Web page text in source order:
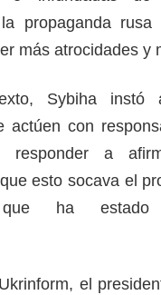
propaganda
más atrocidades y
Sybiha instó
actúen con
responder a
esto socava el
que ha estado
el